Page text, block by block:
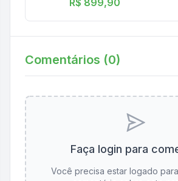
R$ 899,90
Comentários (0)
Faça login para
Você precisa estar logado